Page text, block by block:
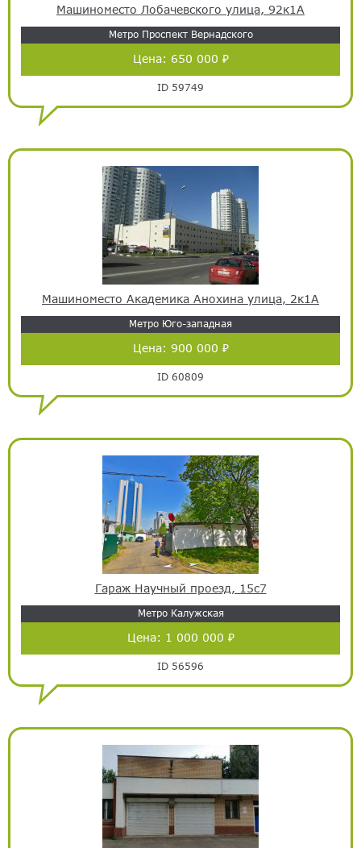
Машиноместо Лобачевского улица, 92к1А
Метро Проспект Вернадского
Цена: 650 000 ₽
ID 59749
Машиноместо Академика Анохина улица, 2к1А
Метро Юго-западная
Цена: 900 000 ₽
ID 60809
Гараж Научный проезд, 15с7
Метро Калужская
Цена: 1 000 000 ₽
ID 56596